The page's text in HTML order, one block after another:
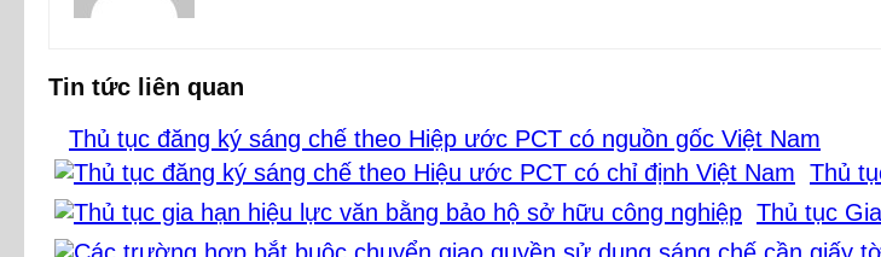
Tin tức liên quan
Thủ tục đăng ký sáng chế theo Hiệp ước PCT có nguồn gốc Việt Nam
Thủ
Thủ tục